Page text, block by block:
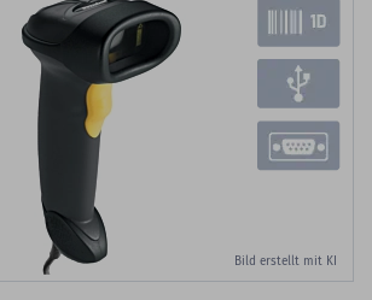
Bild erstellt mit KI